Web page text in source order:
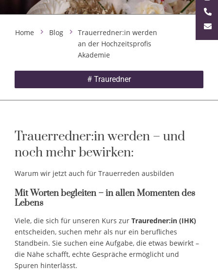
Home Blog
Trauerredner:in werden
an der Hochzeitsprofis
Akademie
# Trauredner
Trauerredner:in werden – und
noch mehr bewirken:
Warum wir jetzt auch für Trauerreden ausbilden
Mit Worten begleiten – in allen Momenten des
Lebens
Viele, die sich für unseren Kurs zur Trauredner:in (IHK)
entscheiden, suchen mehr als nur ein berufliches
Standbein. Sie suchen eine Aufgabe, die etwas bewirkt –
die Nähe schafft, echte Gespräche ermöglicht und
Spuren hinterlässt.